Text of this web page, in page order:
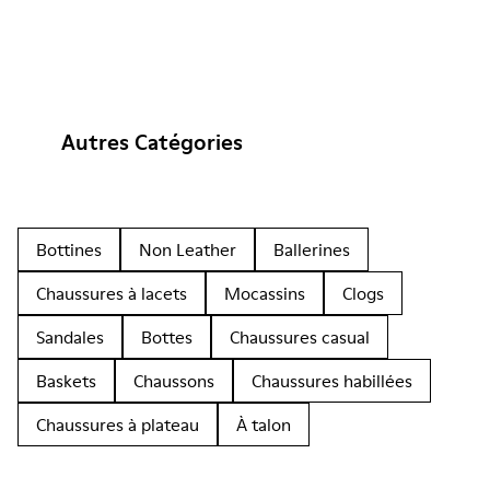
Autres Catégories
Bottines Non Leather
Ballerines
Chaussures à lacets
Mocassins
Clogs
Sandales
Bottes
Chaussures casual
Baskets
Chaussons
Chaussures habillées
Chaussures à plateau
À talon